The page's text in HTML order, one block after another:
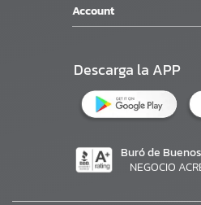
Account
Descarga la APP
Buró de
NEGOCIO